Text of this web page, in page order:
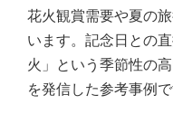
花火観賞需要や夏の
います。記念日との
火」という季節性の
を発信した参考事例で